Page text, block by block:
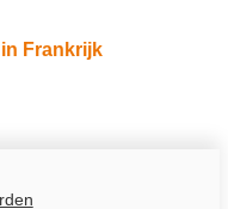
Frankrijk